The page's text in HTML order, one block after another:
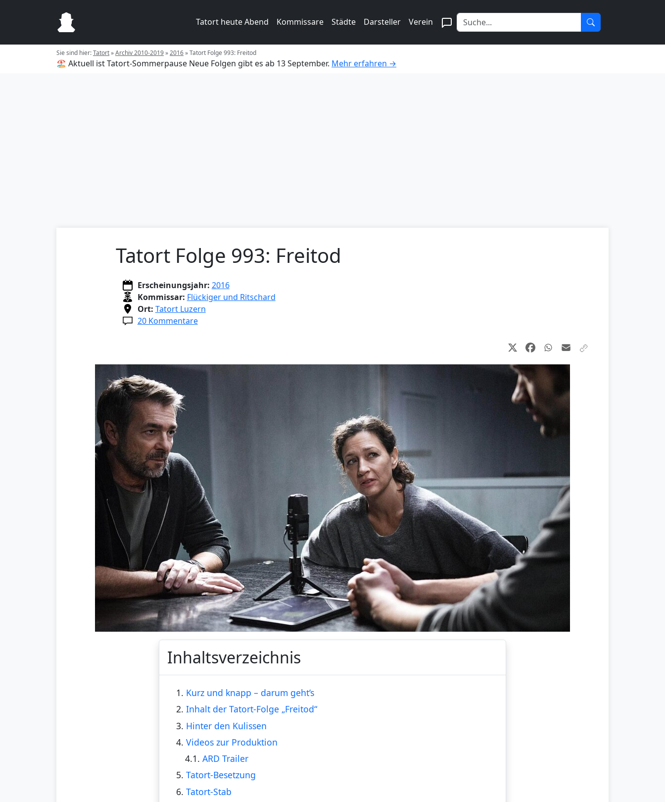
Tatort heute Abend Kommissare Städte Darsteller Verein
Sie sind hier:Tatort»Archiv 2010-2019»2016»Tatort Folge 993: Freitod
🏖️ Aktuell ist Tatort-Sommerpause Neue Folgen gibt es ab 13 September. Mehr erfahren →
Tatort Folge 993: Freitod
Erscheinungsjahr: 2016
Kommissar: Flückiger und Ritschard
Ort: Tatort Luzern
20 Kommentare
Inhaltsverzeichnis
1. Kurz und knapp – darum geht’s
2. Inhalt der Tatort-Folge „Freitod“
3. Hinter den Kulissen
4. Videos zur Produktion
4.1. ARD Trailer
5. Tatort-Besetzung
6. Tatort-Stab